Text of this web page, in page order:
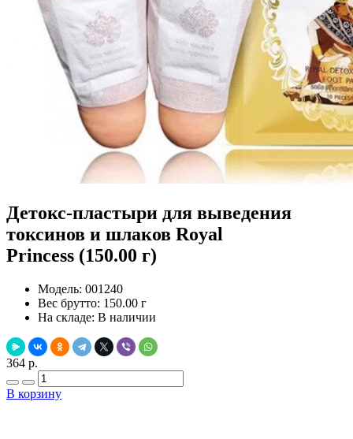
Детокс-пластыри для выведения
токсинов и шлаков Royal
Princess (150.00 г)
Модель: 001240
Вес брутто: 150.00 г
На складе: В наличии
364 р.
В корзину